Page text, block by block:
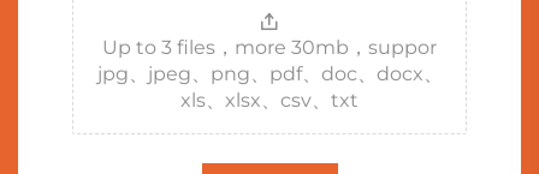
Up to 3 files，more 30mb，suppor
jpg、jpeg、png、pdf、doc、docx、
xls、xlsx、csv、txt